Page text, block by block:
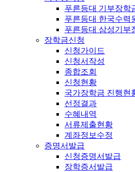
푸른등대 기부장학
푸른등대 한국수력
푸른등대 삼성기부
장학금신청
신청가이드
신청서작성
종합조회
신청현황
국가장학금 진행현
선정결과
수혜내역
서류제출현황
계좌정보수정
증명서발급
신청증명서발급
장학증서발급